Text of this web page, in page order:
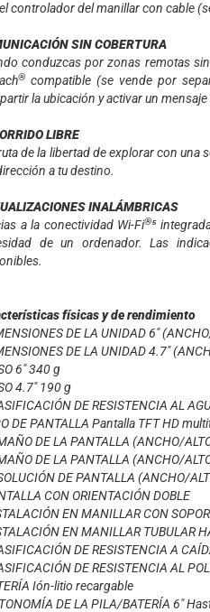
controlador del manillar con cable
SIN COBERTURA
conduzcas por zonas remotas
® compatible (se vende por
la ubicación y activar un mensaje
LIBRE
de la libertad de explorar con una
a tu destino.
INALÁMBRICAS
a la conectividad Wi-Fi®⁵
de un ordenador. Las
físicas y de rendimiento
DE LA UNIDAD 6"
DE LA UNIDAD 4.7"
6" 340 g
4.7" 190 g
DE RESISTENCIA AL
DE PANTALLA Pantalla TFT HD
DE LA PANTALLA (ANCHO/
DE LA PANTALLA (ANCHO/
DE PANTALLA (ANCHO/
CON ORIENTACIÓN DOBLE
EN MANILLAR CON
EN MANILLAR TUBULAR
DE RESISTENCIA A
DE RESISTENCIA AL
Ión-litio recargable
DE LA PILA/BATERÍA 6"